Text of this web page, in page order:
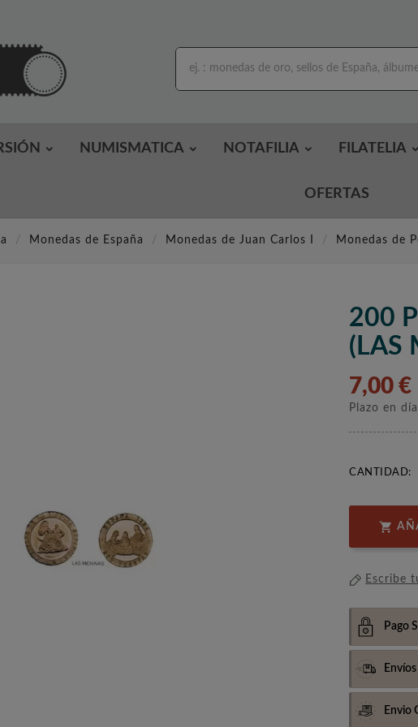
NUMISMATICA NOTAFILIA FILATELIA
OFERTAS
Monedas de España Monedas de Juan Carlos I Monedas de
200
(LAS
7,00 €
Plazo en
CANTIDAD:

Escribe
Pago
Envio